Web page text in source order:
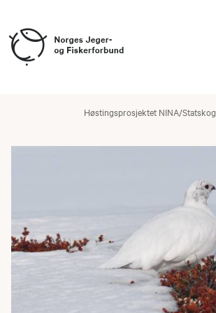
Høstingsprosjektet NINA/Statskog